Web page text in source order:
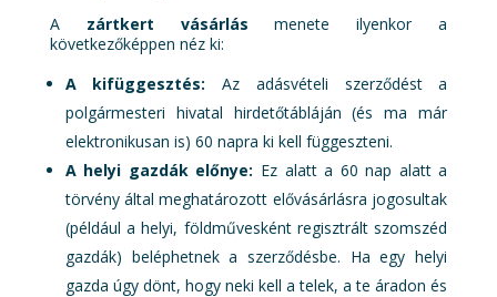
A zártkert vásárlás menete ilyenkor a
következőképpen néz ki:
A kifüggesztés: Az adásvételi szerződést a
polgármesteri hivatal hirdetőtábláján (és ma már
elektronikusan is) 60 napra ki kell függeszteni.
A helyi gazdák előnye: Ez alatt a 60 nap alatt a
törvény által meghatározott elővásárlásra jogosultak
(például a helyi, földművesként regisztrált szomszéd
gazdák) beléphetnek a szerződésbe. Ha egy helyi
gazda úgy dönt, hogy neki kell a telek, a te áradon és